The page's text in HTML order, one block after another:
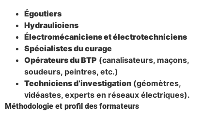
Égoutiers
Hydrauliciens
Électromécaniciens et électrotechniciens
Spécialistes du curage
Opérateurs du BTP (canalisateurs, maçons,
soudeurs, peintres, etc.)
Techniciens d’investigation (géomètres,
vidéastes, experts en réseaux électriques).
Méthodologie et profil des formateurs